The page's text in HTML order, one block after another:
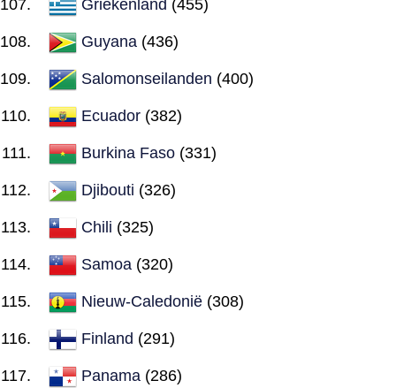
Griekenland (455)
Guyana (436)
Salomonseilanden (400)
Ecuador (382)
Burkina Faso (331)
Djibouti (326)
Chili (325)
Samoa (320)
Nieuw-Caledonië (308)
Finland (291)
Panama (286)